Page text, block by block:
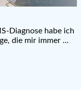
Diagnose habe ich
die mir immer ...